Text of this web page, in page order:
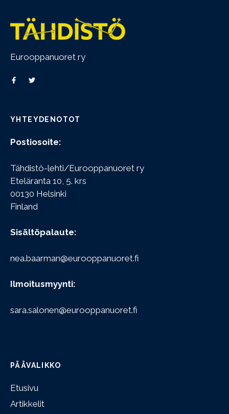
Eurooppanuoret ry
YHTEYDENOTOT
Postiosoite:
Tähdistö-lehti/Eurooppanuoret ry
Eteläranta 10, 5. krs
00130 Helsinki
Finland
Sisältöpalaute:
nea.baarman@eurooppanuoret.fi
Ilmoitusmyynti:
sara.salonen@eurooppanuoret.fi
PÄÄVALIKKO
Etusivu
Artikkelit